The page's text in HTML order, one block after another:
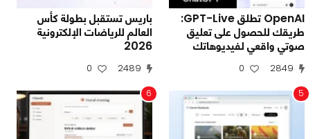
OpenAI تطلق GPT-Live:
طريقك للحصول على تعليق
صوتي واقعي لفيديوهاتك
2849
0
باريس تستقبل بطولة كأس
العالم للرياضات الإلكترونية
2026
2489
0
5
6